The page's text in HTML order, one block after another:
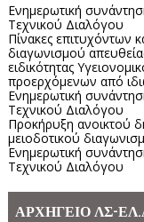
Ενημερωτική
Τεχνικού Διαλόγου
Πίνακες επιτυχόντων
διαγωνισμού
ειδικότητας
προερχόμενων από
Ενημερωτική
Τεχνικού Διαλόγου
Προκήρυξη ανοικτού
μειοδοτικού
Ενημερωτική
Τεχνικού Διαλόγου
ΑΡΧΗΓΕΙΟ ΛΣ-